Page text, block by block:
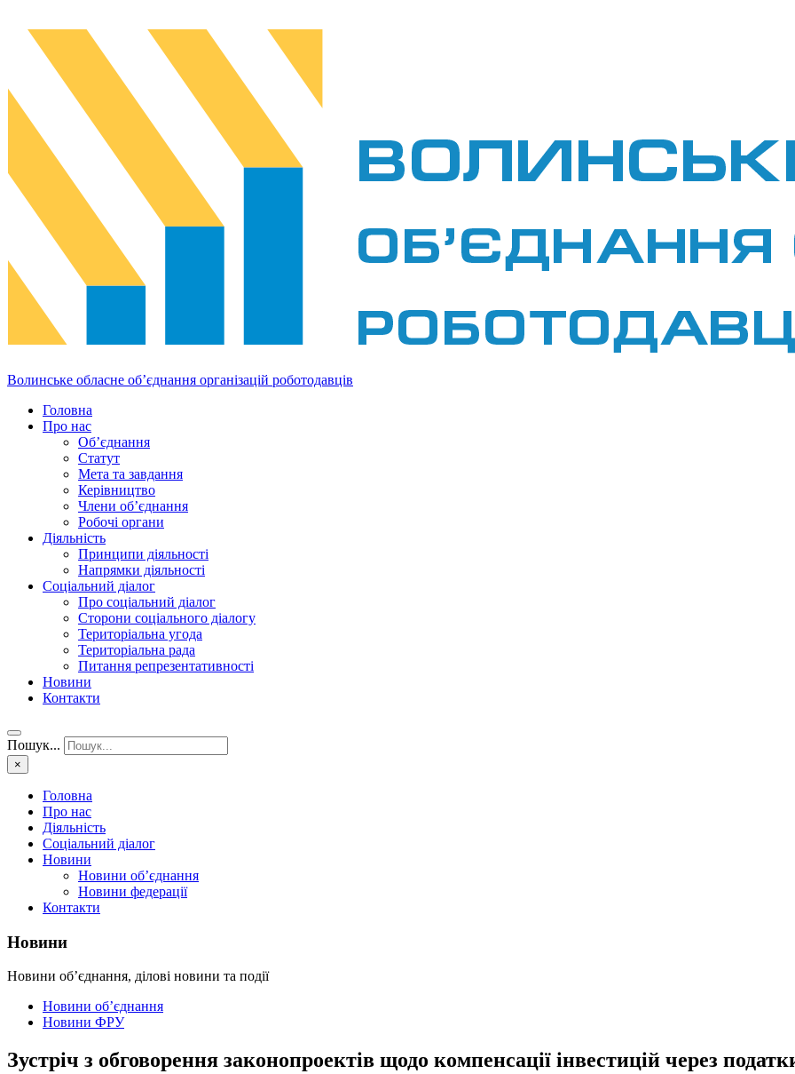
Волинське обласне об’єднання організацій роботодавців
Головна
Про нас
Об’єднання
Статут
Мета та завдання
Керівництво
Члени об’єднання
Робочі органи
Діяльність
Принципи діяльності
Напрямки діяльності
Соціальний діалог
Про соціальний діалог
Сторони соціального діалогу
Територіальна угода
Територіальна рада
Питання репрезентативності
Новини
Контакти
Пошук...
×
Головна
Про нас
Діяльність
Соціальний діалог
Новини
Новини об’єднання
Новини федерації
Контакти
Новини
Новини об’єднання, ділові новини та події
Новини об’єднання
Новини ФРУ
Зустріч з обговорення законопроектів щодо компенсації інвестицій через